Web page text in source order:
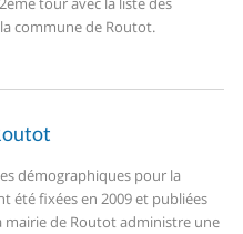
commune de Routot.
démographiques pour la
été fixées en 2009 et publiées
mairie de Routot administre une